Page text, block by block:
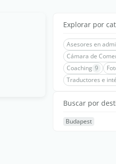
Explorar por
Asesores en
Cámara de
Coaching 9
Traductores e
Buscar por
Budapest